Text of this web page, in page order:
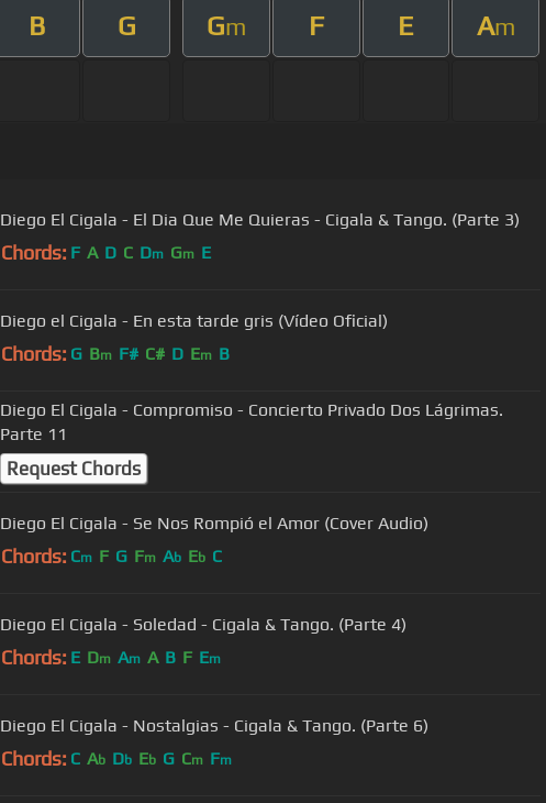
B G Gm F E Am
Diego El Cigala - El Dia Que Me Quieras - Cigala & Tango. (Parte 3)
Chords: F A D C Dm Gm E
Diego el Cigala - En esta tarde gris (Vídeo Oficial)
Chords: G Bm F# C# D Em B
Diego El Cigala - Compromiso - Concierto Privado Dos Lágrimas.
Parte 11
Request Chords
Diego El Cigala - Se Nos Rompió el Amor (Cover Audio)
Chords: Cm F G Fm Ab Eb C
Diego El Cigala - Soledad - Cigala & Tango. (Parte 4)
Chords: E Dm Am A B F Em
Diego El Cigala - Nostalgias - Cigala & Tango. (Parte 6)
Chords: C Ab Db Eb G Cm Fm